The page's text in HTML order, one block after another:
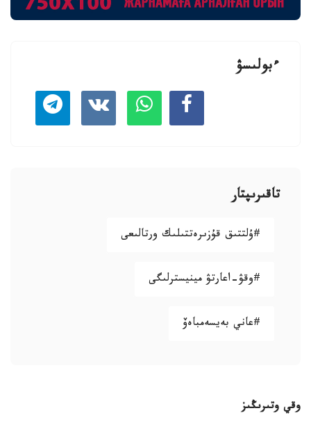
ءبولىسۋ
تاقىرىپتار
#ۇلتتىق قۇزىرەتتىلىك ورتالىعى
#وقۋ-اعارتۋ مينيسترلىگى
#عاني بەيسەمباەۆ
وقي وتىرىڭىز